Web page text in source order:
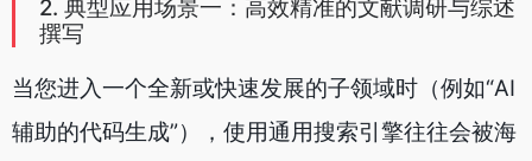
2. 典型应用场景一：高效精准的文献调研与综述
撰写
当您进入一个全新或快速发展的子领域时（例如“AI
辅助的代码生成”），使用通用搜索引擎往往会被海